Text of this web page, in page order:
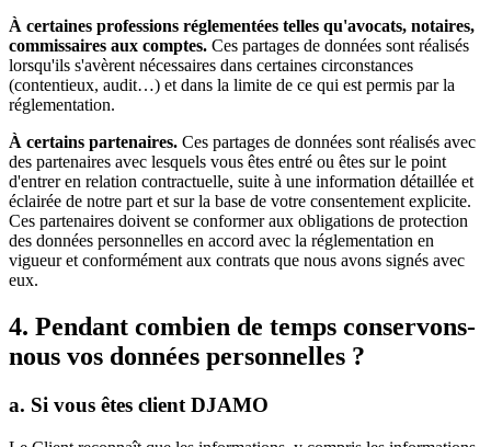
À certaines professions réglementées telles qu'avocats, notaires,
commissaires aux comptes. Ces partages de données sont réalisés
lorsqu'ils s'avèrent nécessaires dans certaines circonstances
(contentieux, audit…) et dans la limite de ce qui est permis par la
réglementation.
À certains partenaires. Ces partages de données sont réalisés avec
des partenaires avec lesquels vous êtes entré ou êtes sur le point
d'entrer en relation contractuelle, suite à une information détaillée et
éclairée de notre part et sur la base de votre consentement explicite.
Ces partenaires doivent se conformer aux obligations de protection
des données personnelles en accord avec la réglementation en
vigueur et conformément aux contrats que nous avons signés avec
eux.
4. Pendant combien de temps conservons-
nous vos données personnelles ?
a. Si vous êtes client DJAMO